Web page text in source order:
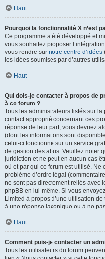
Haut
Pourquoi la fonctionnalité X n’est
Ce programme a été développé et
vous souhaitez proposer
vous rendre sur notre centre d’idées
les idées soumises par d’autres
Haut
Qui dois-je contacter à propos de
à ce forum ?
Tous les administrateurs listés sur la
contact approprié concernant ces
réponse de leur part, vous devriez
(dont les informations sont
celui-ci fonctionne sur un service
de gestion des abus. Veuillez noter
juridiction et ne peut en aucun cas
où et par qui ce forum est utilisé. Ne
problème d’ordre légal
ne sont pas directement reliés avec
phpBB en lui-même. Si vous
Limited à propos d’une utilisation
à une réponse laconique ou à ne
Haut
Comment puis-je contacter un
Tous les utilisateurs du forum